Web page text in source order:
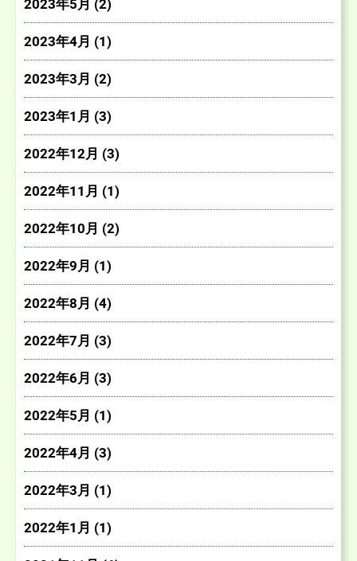
2023年5月 (2)
2023年4月 (1)
2023年3月 (2)
2023年1月 (3)
2022年12月 (3)
2022年11月 (1)
2022年10月 (2)
2022年9月 (1)
2022年8月 (4)
2022年7月 (3)
2022年6月 (3)
2022年5月 (1)
2022年4月 (3)
2022年3月 (1)
2022年1月 (1)